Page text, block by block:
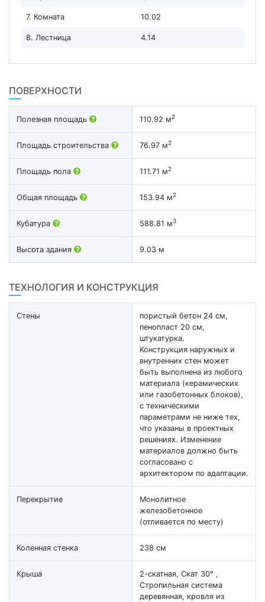
7. Комната 10.02
8. Лестница 4.14
ПОВЕРХНОСТИ
Полезная площадь 110.92 м2
Площадь строительства 76.97 м2
Площадь пола 111.71 м2
Общая площадь 153.94 м2
Кубатура 588.81 м3
Высота здания 9.03 м
ТЕХНОЛОГИЯ И КОНСТРУКЦИЯ
Стены
пористый бетон 24 см,
пенопласт 20 см,
штукатурка.
Конструкция наружных и
внутренних стен может
быть выполнена из любого
материала (керамических
или газобетонных блоков),
с техническими
параметрами не ниже тех,
что указаны в проектных
решениях. Изменение
материалов должно быть
согласовано с
архитектором по адаптации.
Перекрытие
Монолитное
железобетонное
(отливается по месту)
Коленная стенка 238 см
Крыша
2-скатная, Скат 30° ,
Стропильная система
деревянная, кровля из